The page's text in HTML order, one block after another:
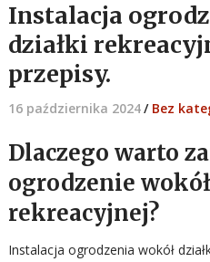
Instalacja
działki
przepisy.
16 października 2024/ Bez
Dlaczego warto
ogrodzenie
rekreacyjnej?
Instalacja ogrodzenia wokół